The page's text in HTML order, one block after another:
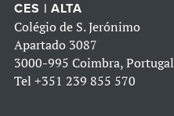
CES | ALTA
Colégio de S. Jerónimo
Apartado 3087
3000-995 Coimbra, Portugal
Tel +351 239 855 570